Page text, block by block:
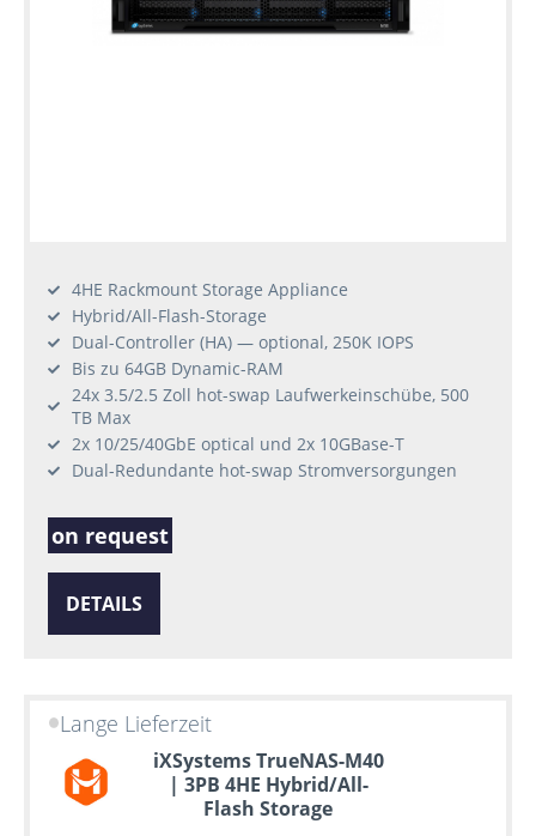
4HE Rackmount Storage Appliance
Hybrid/All-Flash-Storage
Dual-Controller (HA) — optional, 250K IOPS
Bis zu 64GB Dynamic-RAM
24x 3.5/2.5 Zoll hot-swap Laufwerkeinschübe, 500
TB Max
2x 10/25/40GbE optical und 2x 10GBase-T
Dual-Redundante hot-swap Stromversorgungen
on request
DETAILS
Lange Lieferzeit
iXSystems TrueNAS-M40
| 3PB 4HE Hybrid/All-
Flash Storage